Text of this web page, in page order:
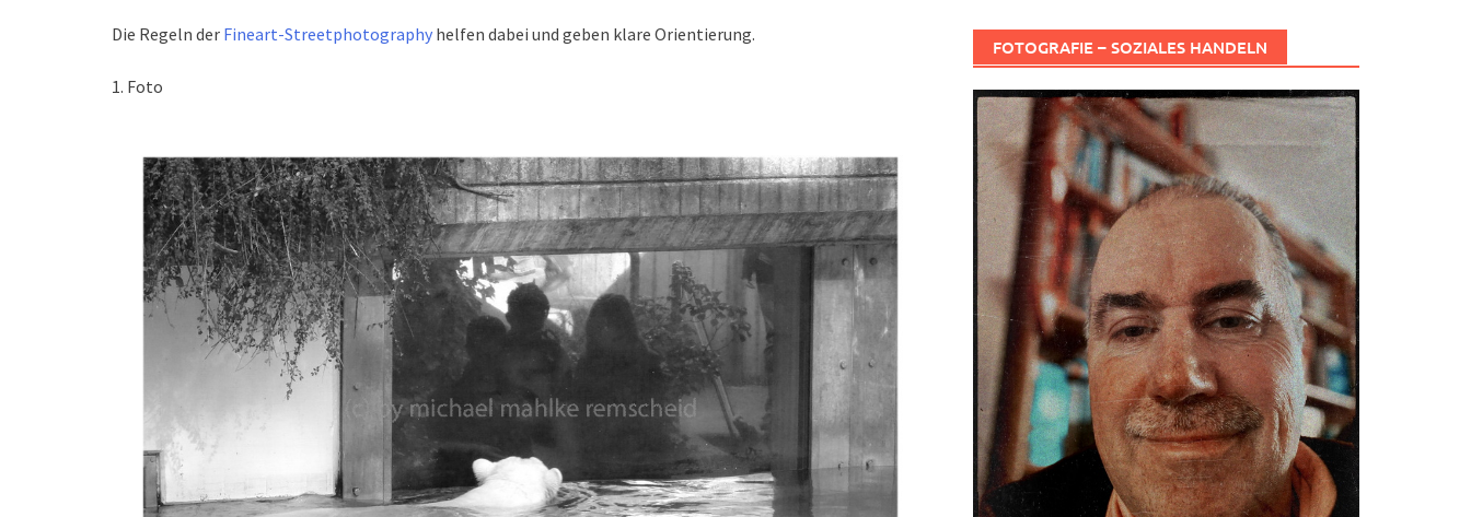
Die Regeln der Fineart-Streetphotography helfen dabei und geben klare Orientierung.
1. Foto
FOTOGRAFIE – SOZIALES HANDELN